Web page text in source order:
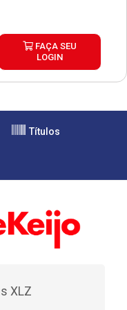
FAÇA SEU
LOGIN
Títulos
XLZ